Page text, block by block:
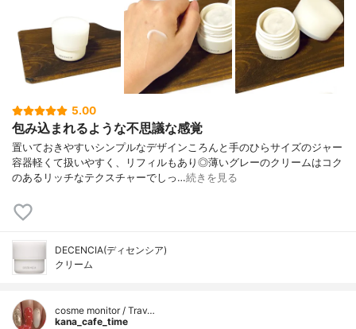
5.00
包み込まれるような不思議な感覚
置いておきやすいシンプルなデザインころんと手のひらサイズのジャー
容器軽くて扱いやすく、リフィルもあり◎薄いグレーのクリームはコク
のあるリッチなテクスチャーでしっ…続きを見る
DECENCIA(ディセンシア)
クリーム
cosme monitor / Trav…
kana_cafe_time